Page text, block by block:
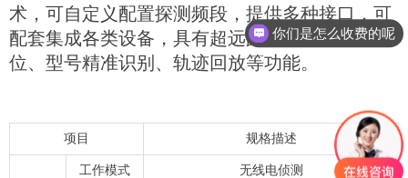
术，可自定义配置探测频段，提供多种接口，可
配套集成各类设备，具有超远距离探测、单台定
位、型号精准识别、轨迹回放等功能。
项目 规格描述
工作模式 无线电侦测
你们是怎么收费的呢